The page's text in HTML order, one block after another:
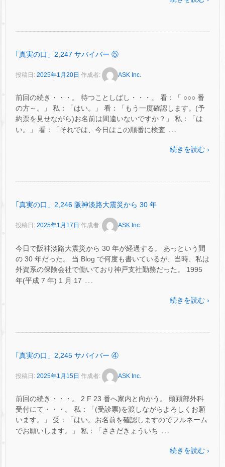
｢真実の口」2,247 サバイバー ⑤
投稿日: 2025年1月20日 作成者: ASK Inc.
前回の続き・・・。 待つことしばし・・・。 看：「 ○○○ 番
の方～。」 私：「はい。」 看：「もう一度確認します。(予
約票を見せながら)お名前は間違いないですか？」 私：「は
い。」 看：「それでは、今日はこの順番に検査 …
続きを読む ›
｢真実の口」2,246 阪神淡路大震災から 30 年
投稿日: 2025年1月17日 作成者: ASK Inc.
今日で阪神淡路大震災から 30 年が経過する。 あっという間
の 30 年だった。 当 Blog で何度も書いているが、当時、私は
外資系の保険会社で働いており神戸支社勤務だった。 1995
年(平成 7 年) 1 月 17 …
続きを読む ›
｢真実の口」2,245 サバイバー ④
投稿日: 2025年1月15日 作成者: ASK Inc.
前回の続き・・・。 2 F 23 番へ家内と向かう。 頭頚部外科
受付にて・・・。 私：「(受診票)を渡しながらよろしくお願
います。」 受：「はい。お名前を確認しますのでフルネーム
でお願いします。」 私：「ささだきょういち …
続きを読む ›